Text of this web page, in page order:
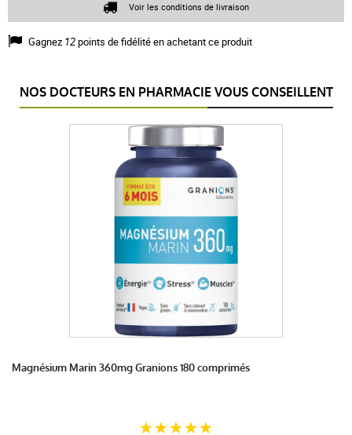
Gagnez 12points de fidélité en achetant ce produit
Voir les conditions de livraison
NOS DOCTEURS EN PHARMACIE VOUS CONSEILLENT
Magnésium Marin 360mg Granions 180 comprimés